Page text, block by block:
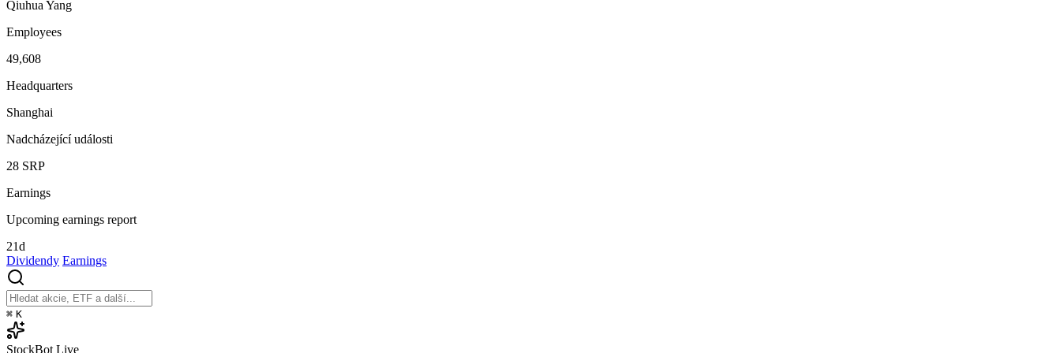
Qiuhua Yang
Employees
49,608
Headquarters
Shanghai
Nadcházející události
28 SRP
Earnings
Upcoming earnings report
21d
Dividendy Earnings
⌘ K
StockBot Live